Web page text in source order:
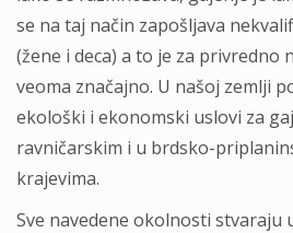
se na taj način zapošljava
(žene i deca) a to je za privredno
veoma značajno. U našoj zemlji
ekološki i ekonomski uslovi za
ravničarskim i u brdsko-
krajevima.
Sve navedene okolnosti stvaraju